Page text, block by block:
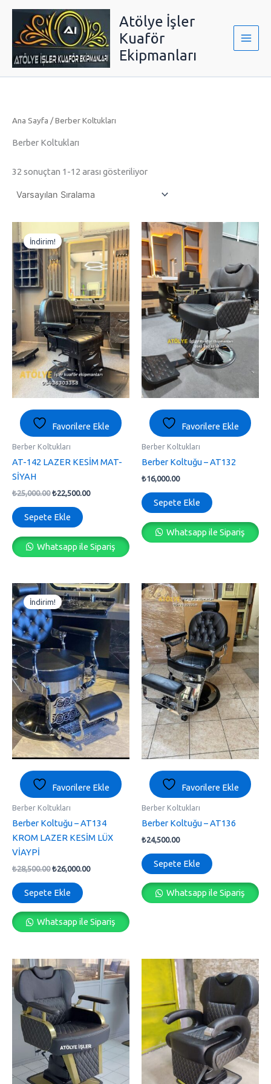
Atölye İşler
Kuaför
Ekipmanları
Ana Sayfa / Berber Koltukları
Berber Koltukları
32 sonuçtan 1-12 arası gösteriliyor
İndirim!
Favorilere Ekle
Berber Koltukları
AT-142 LAZER KESİM MAT-
SİYAH
₺25,000.00
fiyat:
₺25,000.00.
₺22,500.00
andaki
₺22,500.00.
Sepete Ekle
Whatsapp ile Sipariş
Favorilere Ekle
Berber Koltukları
Berber Koltuğu – AT132
₺16,000.00
Sepete Ekle
Whatsapp ile Sipariş
İndirim!
Favorilere Ekle
Berber Koltukları
Berber Koltuğu – AT134
KROM LAZER KESİM LÜX
VİAYPİ
₺28,500.00
Orijinal
fiyat:
₺28,500.00.
₺26,000.00
Şu
andaki
fiyat:
₺26,000.00.
Sepete Ekle
Whatsapp ile Sipariş
Favorilere Ekle
Berber Koltukları
Berber Koltuğu – AT136
₺24,500.00
Sepete Ekle
Whatsapp ile Sipariş